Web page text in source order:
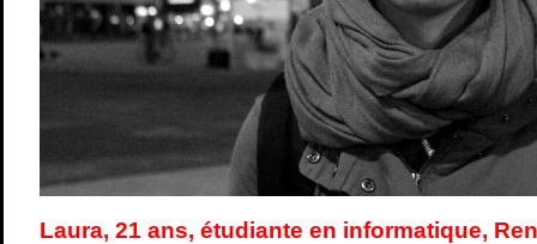
Laura, 21 ans, étudiante en informatique,